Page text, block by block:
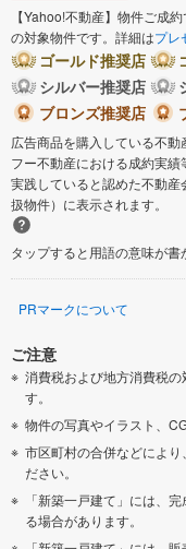
【Yahoo!不動産】物件ご成
の対象物件です。詳細はプレ
ゴールド推奨店
シルバー推奨店
ブロンズ推奨店
広告商品を購入している不
フー不動産における成約実
実践していると認めた不動
扱物件）に表示されます。
タップすると用語の意味が書
PRマークについて
ご注意
消費税および地方消費税
す。
物件の写真やイラスト、
市区町村の合併などによ
ださい。
「新築一戸建て」には、
る場合があります。